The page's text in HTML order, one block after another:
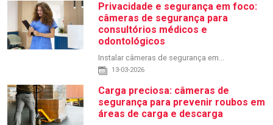
Privacidade e segurança em foco:
câmeras de segurança para
consultórios médicos e
odontológicos
Instalar câmeras de segurança em...
13-03-2026
Carga preciosa: câmeras de
segurança para prevenir roubos em
áreas de carga e descarga